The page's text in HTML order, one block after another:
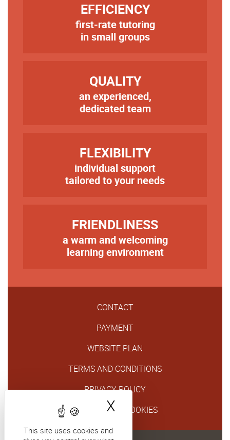
This site uses cookies and
X Hide cookie
EFFICIENCY
first-rate tutoring
in small groups
QUALITY
an experienced,
dedicated team
FLEXIBILITY
individual support
tailored to your needs
FRIENDLINESS
a warm and welcoming
learning environment
CONTACT
PAYMENT
WEBSITE PLAN
TERMS AND CONDITIONS
PRIVACY POLICY
GESTION DES COOKIES